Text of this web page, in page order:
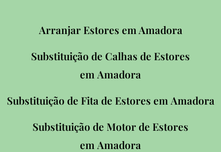
Arranjar Estores em Amadora
Substituição de Calhas de Estores
em Amadora
Substituição de Fita de Estores em Amadora
Substituição de Motor de Estores
em Amadora